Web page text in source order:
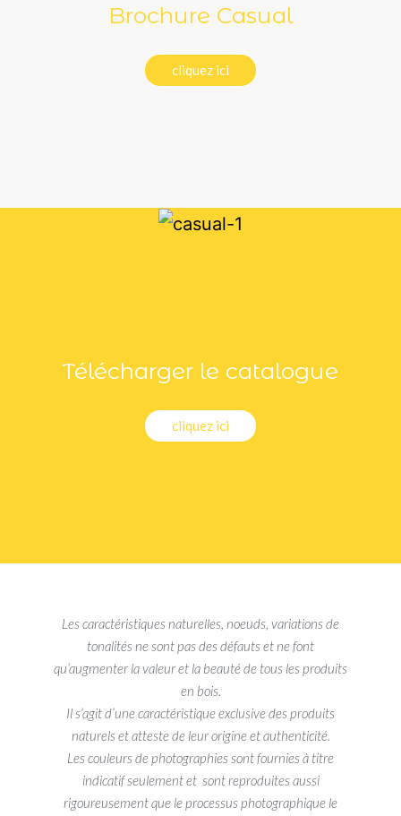
Brochure Casual
cliquez ici
Télécharger le catalogue
cliquez ici
Les caractéristiques naturelles, noeuds, variations de
tonalités ne sont pas des défauts et ne font
qu’augmenter la valeur et la beauté de tous les produits
en bois.
Il s’agit d’une caractéristique exclusive des produits
naturels et atteste de leur origine et authenticité.
Les couleurs de photographies sont fournies à titre
indicatif seulement et sont reproduites aussi
rigoureusement que le processus photographique le